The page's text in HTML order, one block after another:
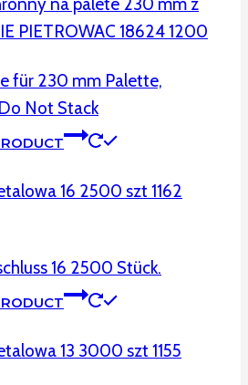
für 230 mm Palette,
Not Stack
16 2500 Stück.